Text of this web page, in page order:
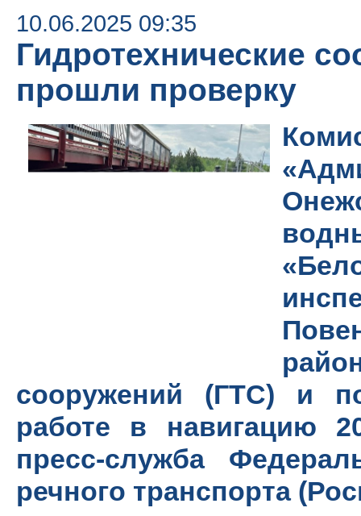
10.06.2025 09:35
Гидротехнические
прошли проверку
сооружений (ГТС) и
работе в навигацию
пресс-служба
речного транспорта